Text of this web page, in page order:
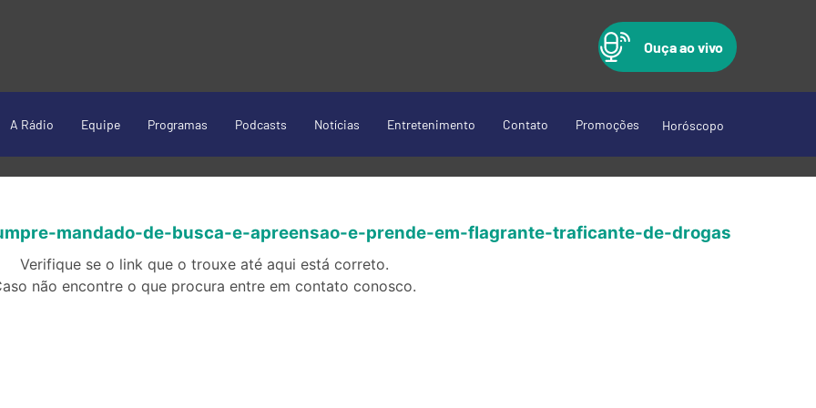
Ouça ao vivo
A Rádio Equipe Programas Podcasts Notícias Entretenimento Contato Promoções Horóscopo
mandado-de-busca-e-apreensao-e-prende-em-flagrante-traficante-de-drogas
Verifique se o link que o trouxe até aqui está correto.
não encontre o que procura entre em contato conosco.